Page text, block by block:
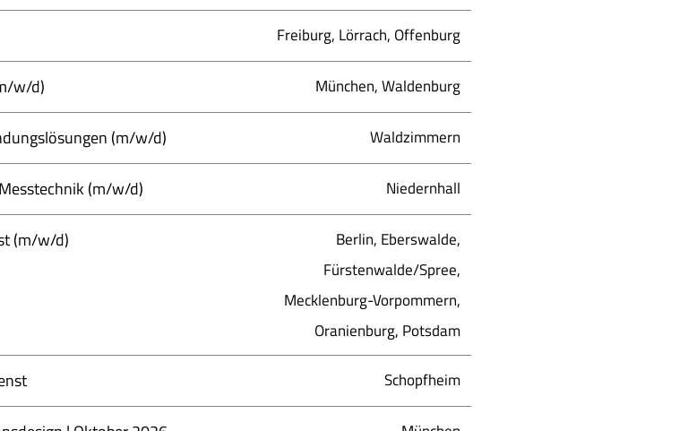
Freiburg, Lörrach, Offenburg
w/d) München, Waldenburg
(m/w/d) Waldzimmern
(m/w/d) Niedernhall
(m/w/d)
Berlin, Eberswalde,
Fürstenwalde/Spree,
Mecklenburg-Vorpommern,
Oranienburg, Potsdam
Schopfheim